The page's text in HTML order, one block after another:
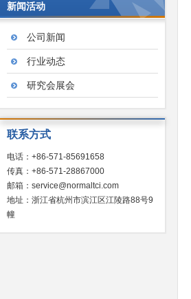
新闻活动
公司新闻
行业动态
研究会展会
联系方式
电话：+86-571-85691658
传真：+86-571-28867000
邮箱：service@normaltci.com
地址：浙江省杭州市滨江区江陵路88号9
幢